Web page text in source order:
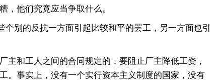
，他们究竟应当争取什么。
别的反抗一方面引起比较和平的罢工，另一方面也引
和工人之间的合同规定的，要阻止厂主降低工资，
。事实上，没有一个实行资本主义制度的国家，没有